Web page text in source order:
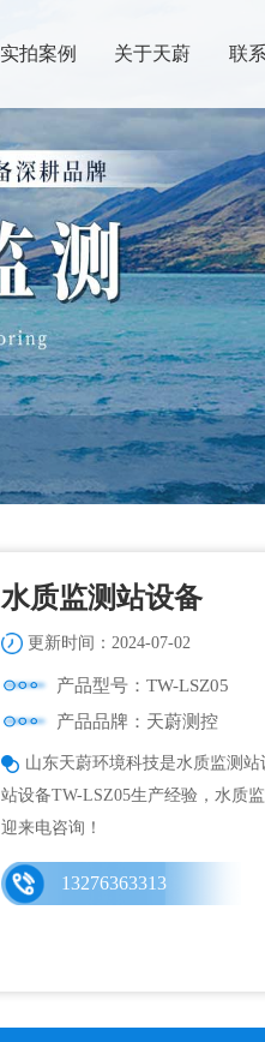
实拍案例 关于天蔚 联
水质监测站设备
更新时间：2024-07-02
产品型号：TW-LSZ05
产品品牌：天蔚测控
山东天蔚环境科技是水质监测
站设备TW-LSZ05生产经验，水质
迎来电咨询！
13276363313